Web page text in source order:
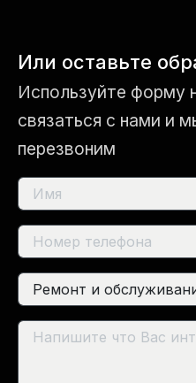
Или оставьте
Используйте форму
связаться с нами и
перезвоним